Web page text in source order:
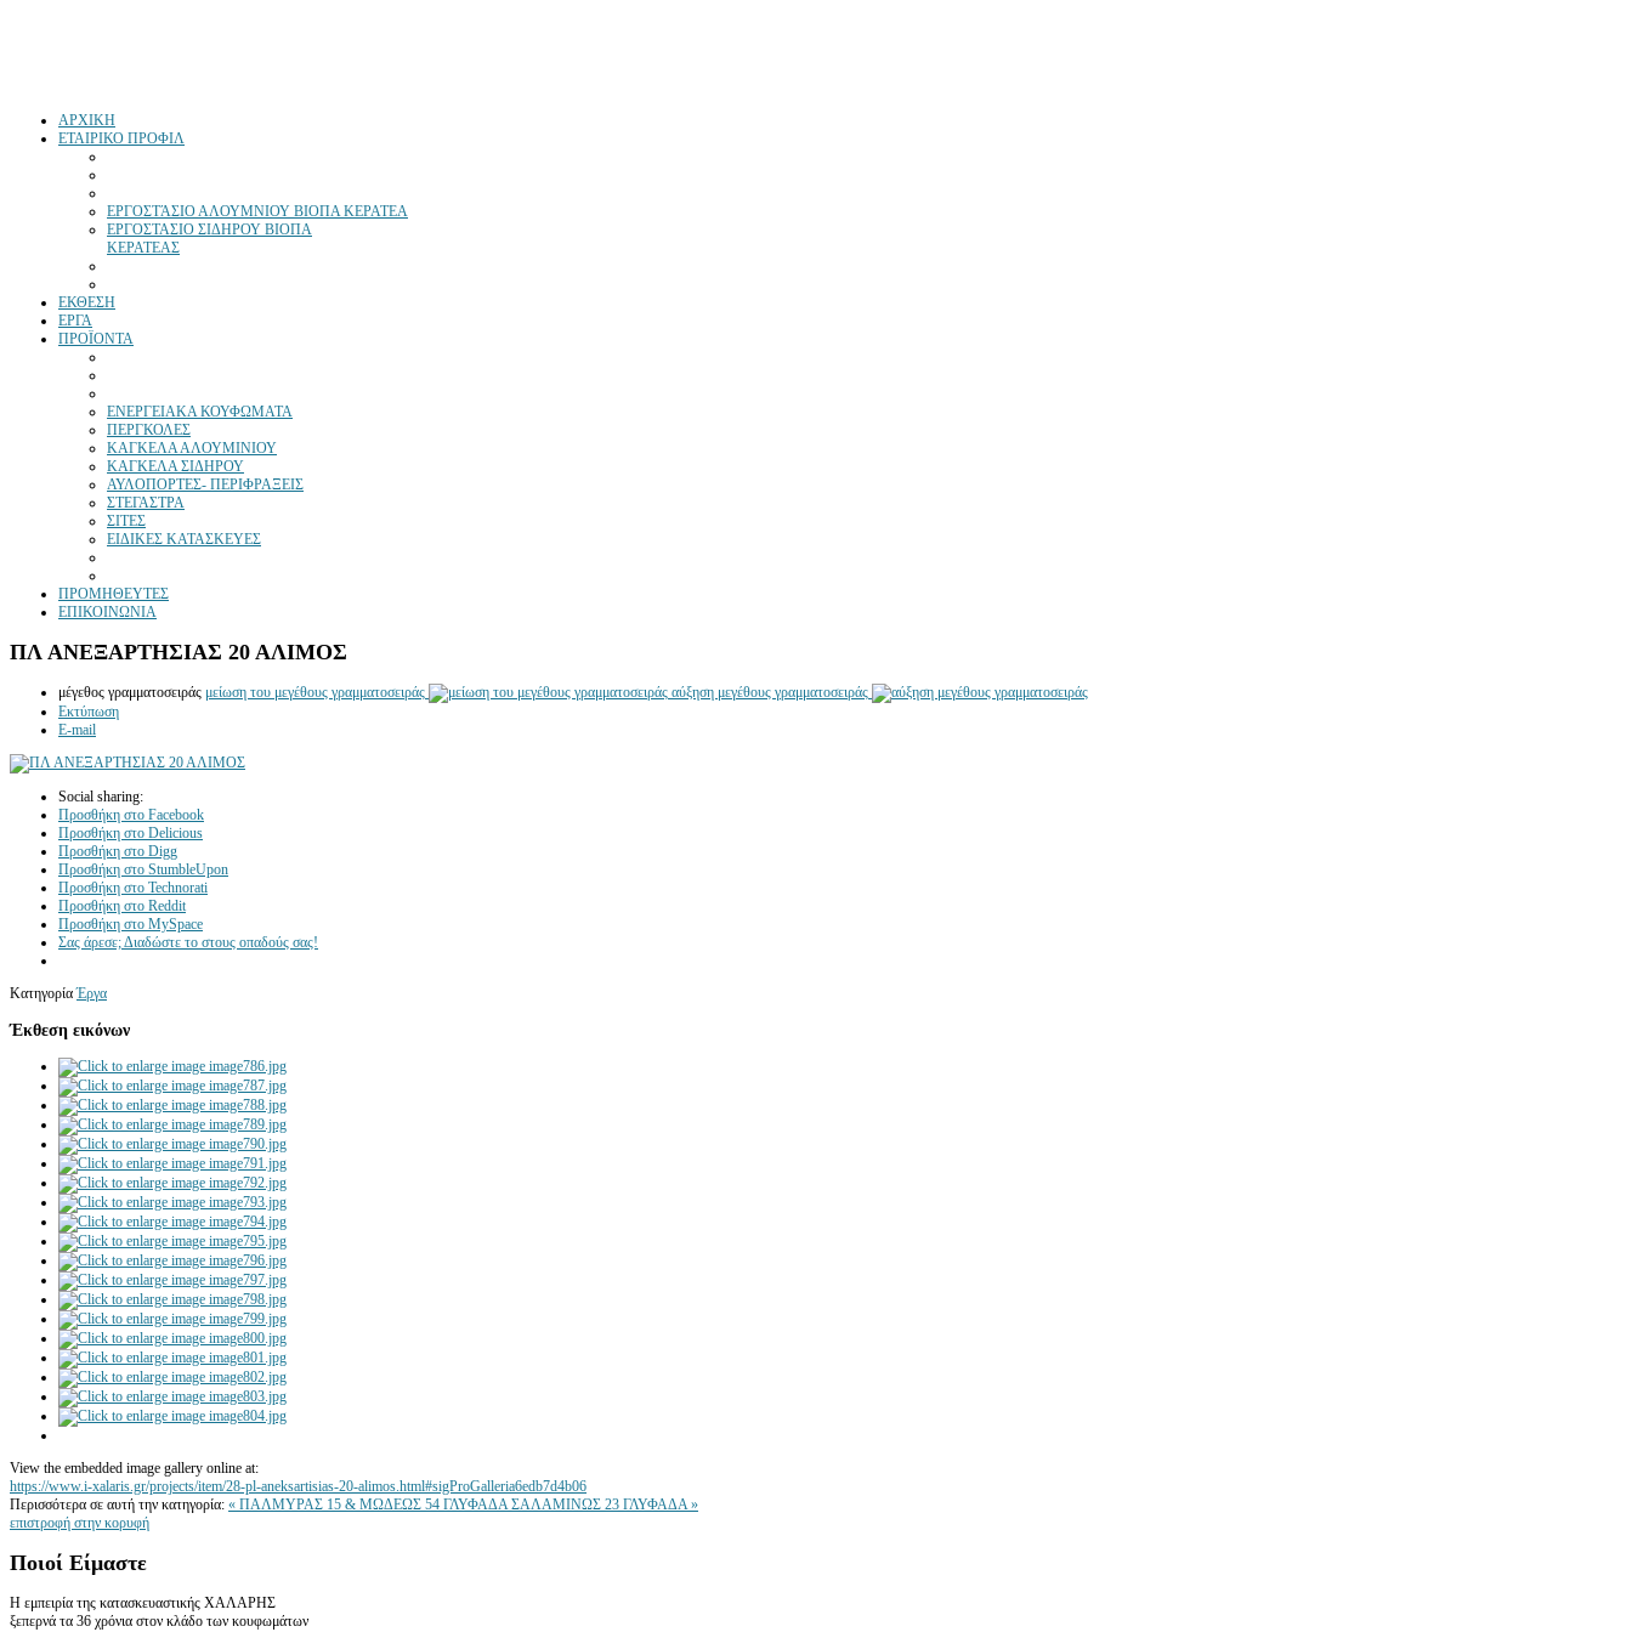
ΑΡΧΙΚΗ
ΕΤΑΙΡΙΚΟ ΠΡΟΦΙΛ
ΕΡΓΟΣΤΆΣΙΟ ΑΛΟΥΜΝΙΟΥ ΒΙΟΠΑ ΚΕΡΑΤΕΑ
ΕΡΓΟΣΤΑΣΙΟ ΣΙΔΗΡΟΥ ΒΙΟΠΑ
ΚΕΡΑΤΕΑΣ
ΕΚΘΕΣΗ
ΕΡΓΑ
ΠΡΟΪΟΝΤΑ
ΕΝΕΡΓΕΙΑΚΑ ΚΟΥΦΩΜΑΤΑ
ΠΕΡΓΚΟΛΕΣ
ΚΑΓΚΕΛΑ ΑΛΟΥΜΙΝΙΟΥ
ΚΑΓΚΕΛΑ ΣΙΔΗΡΟΥ
ΑΥΛΟΠΟΡΤΕΣ- ΠΕΡΙΦΡΑΞΕΙΣ
ΣΤΕΓΑΣΤΡΑ
ΣΙΤΕΣ
ΕΙΔΙΚΕΣ ΚΑΤΑΣΚΕΥΕΣ
ΠΡΟΜΗΘΕΥΤΕΣ
ΕΠΙΚΟΙΝΩΝΙΑ
ΠΛ ΑΝΕΞΑΡΤΗΣΙΑΣ 20 ΑΛΙΜΟΣ
μέγεθος γραμματοσειράς μείωση του μεγέθους γραμματοσειράς
αύξηση μεγέθους γραμματοσειράς
Εκτύπωση
E-mail
Social sharing:
Προσθήκη στο Facebook
Προσθήκη στο Delicious
Προσθήκη στο Digg
Προσθήκη στο StumbleUpon
Προσθήκη στο Technorati
Προσθήκη στο Reddit
Προσθήκη στο MySpace
Σας άρεσε; Διαδώστε το στους οπαδούς σας!
Κατηγορία Έργα
Έκθεση εικόνων
View the embedded image gallery online at:
https://www.i-xalaris.gr/projects/item/28-pl-aneksartisias-20-alimos.html#sigProGalleria6edb7d4b06
Περισσότερα σε αυτή την κατηγορία: « ΠΑΛΜΥΡΑΣ 15 & ΜΩΔΕΩΣ 54 ΓΛΥΦΑΔΑΣΑΛΑΜΙΝΩΣ 23 ΓΛΥΦΑΔΑ »
επιστροφή στην κορυφή
Ποιοί Είμαστε
Η εμπειρία της κατασκευαστικής ΧΑΛΑΡΗΣ
ξεπερνά τα 36 χρόνια στον κλάδο των κουφωμάτων